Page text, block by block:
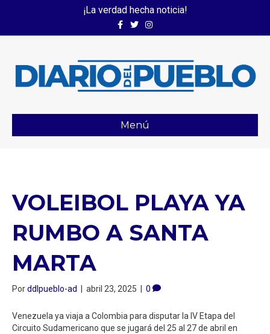
¡La verdad hecha noticia!
FacebookTwitterInstagram
Menú
VOLEIBOL PLAYA YA
RUMBO A SANTA
MARTA
Porddlpueblo-ad | abril 23, 2025 | 0
Venezuela ya viaja a Colombia para disputar la IV Etapa del
Circuito Sudamericano que se jugará del 25 al 27 de abril en